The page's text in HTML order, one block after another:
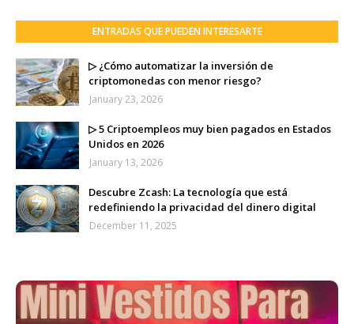
ENTRADAS QUE PUEDEN INTERESARTE
▷ ¿Cómo automatizar la inversión de
criptomonedas con menor riesgo?
January 23, 2026
▷ 5 Criptoempleos muy bien pagados en Estados
Unidos en 2026
January 13, 2026
Descubre Zcash: La tecnología que está
redefiniendo la privacidad del dinero digital
December 11, 2025